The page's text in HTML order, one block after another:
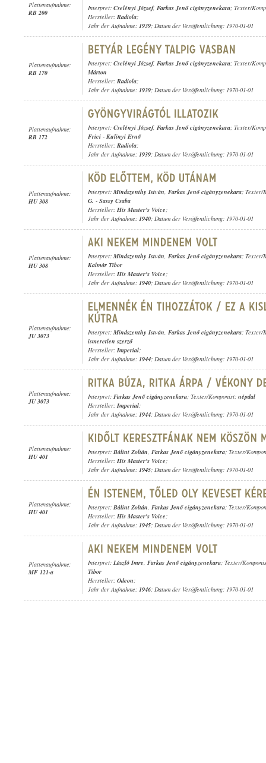
Plattenaufnahme:
RB 200
Interpret: Cselényi József, Farkas Jenő cigányzenekara; Texter/
Hersteller: Radiola;
Jahr der Aufnahme: 1939; Datum der Veröffentlichung: 1970-01-01
Plattenaufnahme:
RB 170
Interpret: Cselényi József, Farkas Jenő cigányzenekara; Texter/
Márton
Hersteller: Radiola;
Jahr der Aufnahme: 1939; Datum der Veröffentlichung: 1970-01-01
Plattenaufnahme:
RB 172
Interpret: Cselényi József, Farkas Jenő cigányzenekara; Texter/
Frici - Kulinyi Ernő
Hersteller: Radiola;
Jahr der Aufnahme: 1939; Datum der Veröffentlichung: 1970-01-01
Plattenaufnahme:
HU 308
Interpret: Mindszenthy István, Farkas Jenő cigányzenekara; Texter/
G. - Sassy Csaba
Hersteller: His Master's Voice;
Jahr der Aufnahme: 1940; Datum der Veröffentlichung: 1970-01-01
Plattenaufnahme:
HU 308
Interpret: Mindszenthy István, Farkas Jenő cigányzenekara; Texter/
Kalmár Tibor
Hersteller: His Master's Voice;
Jahr der Aufnahme: 1940; Datum der Veröffentlichung: 1970-01-01
Plattenaufnahme:
JU 3073
Interpret: Mindszenthy István, Farkas Jenő cigányzenekara; Texter/
ismeretlen szerző
Hersteller: Imperial;
Jahr der Aufnahme: 1944; Datum der Veröffentlichung: 1970-01-01
Plattenaufnahme:
JU 3073
Interpret: Farkas Jenő cigányzenekara; Texter/Komponist: népdal
Hersteller: Imperial;
Jahr der Aufnahme: 1944; Datum der Veröffentlichung: 1970-01-01
Plattenaufnahme:
HU 401
Interpret: Bálint Zoltán, Farkas Jenő cigányzenekara; Texter/
Hersteller: His Master's Voice;
Jahr der Aufnahme: 1945; Datum der Veröffentlichung: 1970-01-01
Plattenaufnahme:
HU 401
Interpret: Bálint Zoltán, Farkas Jenő cigányzenekara; Texter/
Hersteller: His Master's Voice;
Jahr der Aufnahme: 1945; Datum der Veröffentlichung: 1970-01-01
Plattenaufnahme:
MF 121-a
Interpret: László Imre, Farkas Jenő cigányzenekara; Texter/
Tibor
Hersteller: Odeon;
Jahr der Aufnahme: 1946; Datum der Veröffentlichung: 1970-01-01